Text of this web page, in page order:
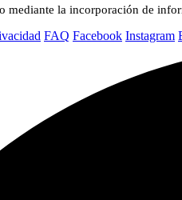
mediante la incorporación de
FAQ Facebook Instagram